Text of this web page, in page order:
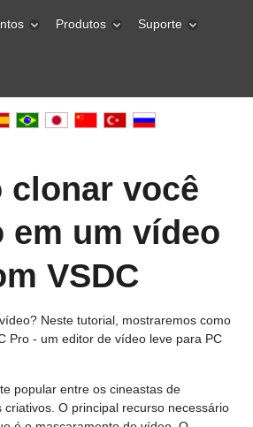
Produtos Suporte
clonar você
em um vídeo
VSDC
Neste tutorial, mostraremos como
Pro - um editor de vídeo leve para PC
popular entre os cineastas de
criativos. O principal recurso necessário